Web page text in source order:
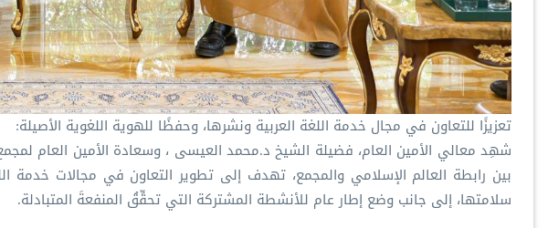
‏تعزيزًا للتعاون في مجال خدمة اللغة العربية ونشرها، وحفظًا للهوية اللغوية الأصيلة:
‏شهِد معالي الأمين العام، فضيلة الشيخ د.⁧‫محمد العيسى‬⁩ ‬⁩، وسعادة الأمين العام
بين ⁧‫رابطة العالم الإسلامي‬⁩ والمجمع، تهدف إلى تطوير التعاون في مجالات خدمة
سلامتها، إلى جانب وضع إطار عام للأنشطة المشتركة التي تحقِّقُ المنفعةَ المتبادلة.